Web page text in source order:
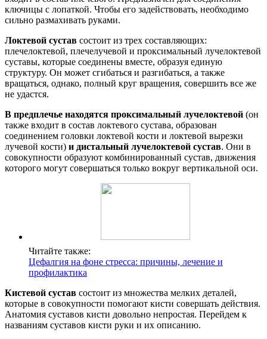
ключицы с лопаткой. Чтобы его задействовать, необходимо
сильно размахивать руками.
Локтевой сустав состоит из трех составляющих:
плечелоктевой, плечелучевой и проксимальный лучелоктевой
суставы, которые соединены вместе, образуя единую
структуру. Он может сгибаться и разгибаться, а также
вращаться, однако, полный круг вращения, совершить все же
не удастся.
В предплечье находятся проксимальный лучелоктевой (он
также входит в состав локтевого сустава, образован
соединением головки локтевой кости и локтевой вырезки
лучевой кости) и дистальный лучелоктевой сустав. Они в
совокупности образуют комбинированный сустав, движения
которого могут совершаться только вокруг вертикальной оси.
Читайте также:
Цефалгия на фоне стресса: причины, лечение и
профилактика
Кистевой сустав состоит из множества мелких деталей,
которые в совокупности помогают кисти совершать действия.
Анатомия суставов кисти довольно непростая. Перейдем к
названиям суставов кисти руки и их описанию.